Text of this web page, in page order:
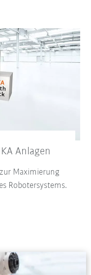
Anlagen
Maximierung
Robotersystems.